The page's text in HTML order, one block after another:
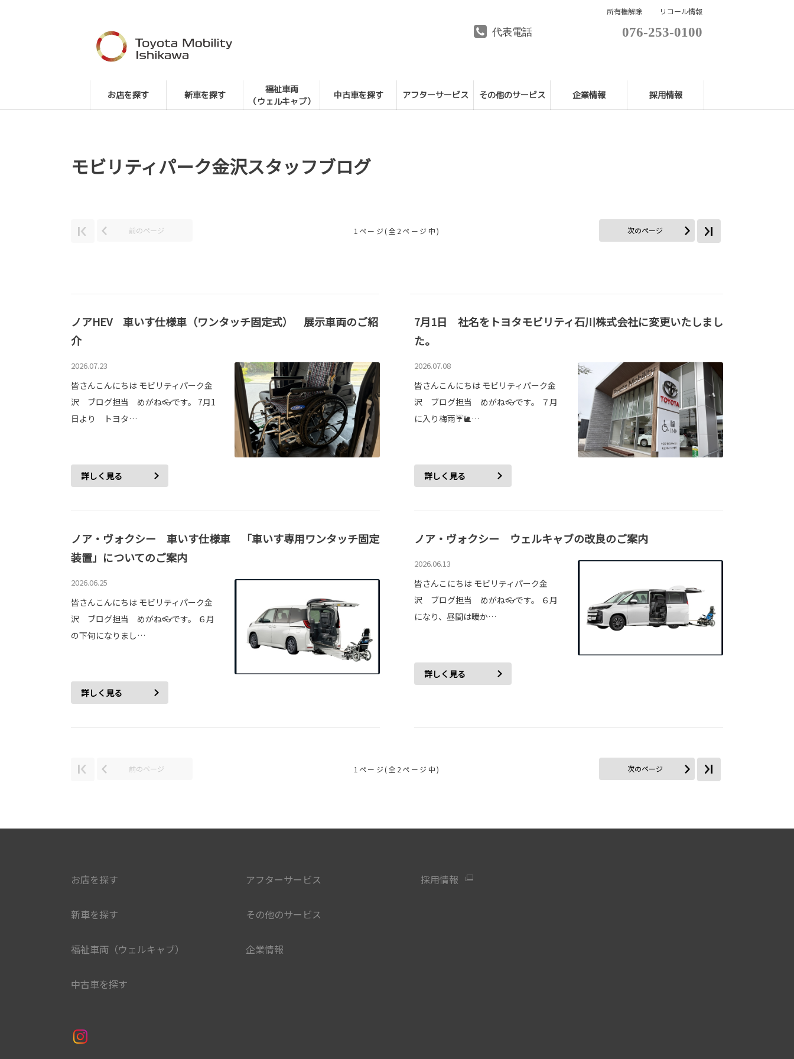
代表電話 076-253-0100
お店を探す 新車を探す
福祉車両
（ウェルキャブ）
中古車を探す アフターサービス その他のサービス 企業情報 採用情報
所有権解除 リコール情報
モビリティパーク金沢スタッフブログ
前のページ 1ページ(全2ページ中) 次のページ
ノアHEV 車いす仕様車（ワンタッチ固定式） 展示車両のご紹
介
2026.07.23
皆さんこんにちは モビリティパーク金
沢 ブログ担当 めがね👓です。 7月1
日より トヨタ…
詳しく見る
7月1日 社名をトヨタモビリティ石川株式会社に変更いたしまし
た。
2026.07.08
皆さんこんにちは モビリティパーク金
沢 ブログ担当 めがね👓です。 ７月
に入り梅雨☔🐌…
詳しく見る
ノア・ヴォクシー 車いす仕様車 「車いす専用ワンタッチ固定
装置」についてのご案内
2026.06.25
皆さんこんにちは モビリティパーク金
沢 ブログ担当 めがね👓です。 ６月
の下旬になりまし…
詳しく見る
ノア・ヴォクシー ウェルキャブの改良のご案内
2026.06.13
皆さんこにちは モビリティパーク金
沢 ブログ担当 めがね👓です。 ６月
になり、昼間は暖か…
詳しく見る
前のページ 1ページ(全2ページ中) 次のページ
お店を探す
新車を探す
福祉車両（ウェルキャブ）
中古車を探す
アフターサービス
その他のサービス
企業情報
採用情報